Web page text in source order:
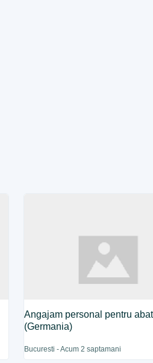
Angajam personal pentru
(Germania)
Bucuresti - Acum 2 saptamani